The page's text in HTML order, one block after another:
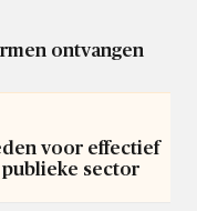
ontvangen
voor effectief
sector